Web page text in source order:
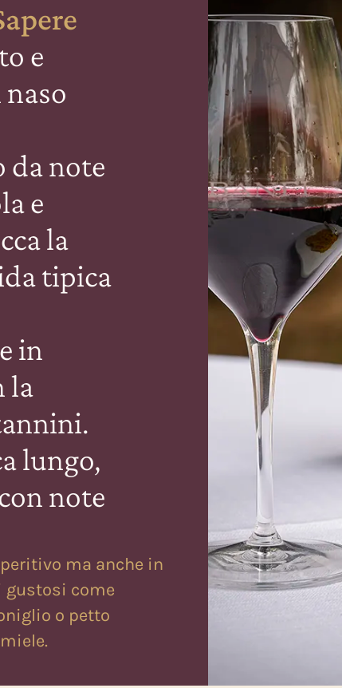
e
da note
e
la
tipica
in
la
lungo,
note
ma anche in
come
o petto